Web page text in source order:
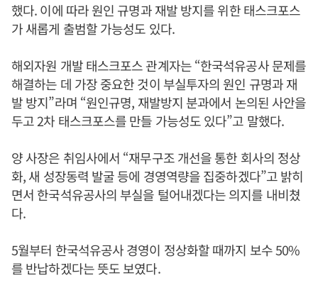
했다. 이에 따라 원인 규명과 재발 방지를 위한 태스크포스
가 새롭게 출범할 가능성도 있다.
해외자원 개발 태스크포스 관계자는 “한국석유공사 문제를
해결하는 데 가장 중요한 것이 부실투자의 원인 규명과 재
발 방지”라며 “원인규명, 재발방지 분과에서 논의된 사안을
두고 2차 태스크포스를 만들 가능성도 있다”고 말했다.
양 사장은 취임사에서 “재무구조 개선을 통한 회사의 정상
화, 새 성장동력 발굴 등에 경영역량을 집중하겠다”고 밝히
면서 한국석유공사의 부실을 털어내겠다는 의지를 내비쳤
다.
5월부터 한국석유공사 경영이 정상화할 때까지 보수 50%
를 반납하겠다는 뜻도 보였다.